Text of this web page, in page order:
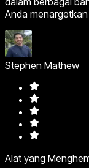
Anda
Stephen Mathew
Alat yang